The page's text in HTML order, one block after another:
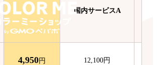
国内サービスA
4,950円 12,100円